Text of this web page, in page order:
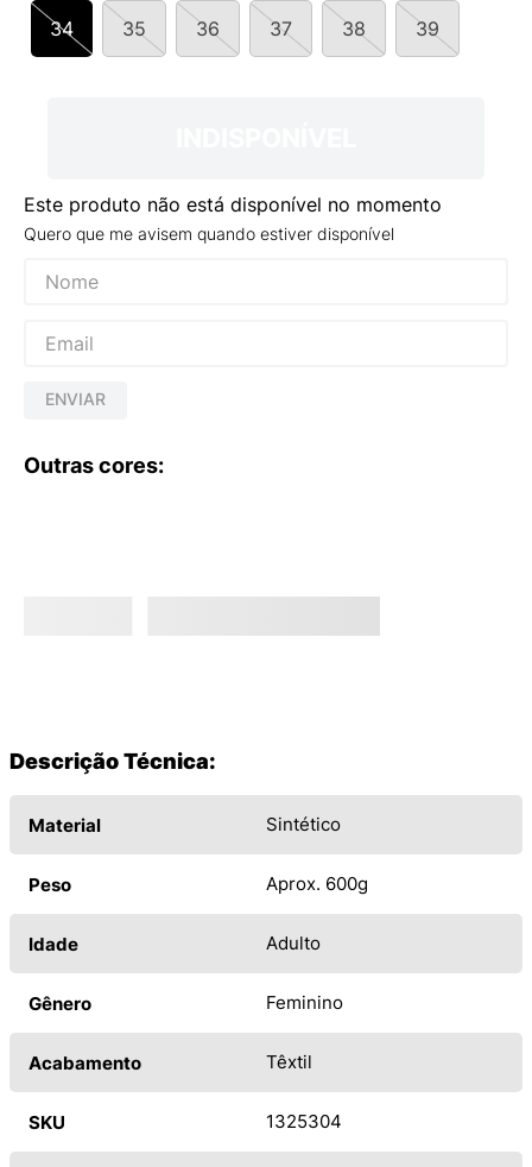
34 35 36 37 38 39
Este produto não está disponível no momento
Quero que me avisem quando estiver disponível
ENVIAR
Outras cores:
Descrição Técnica:
Material Sintético
Peso Aprox. 600g
Idade Adulto
Gênero Feminino
Acabamento Têxtil
SKU 1325304
9
VEJA COUNTRY
10º NEW 530